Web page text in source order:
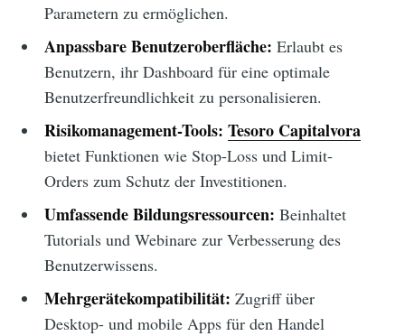
Parametern zu ermöglichen.
Anpassbare Benutzeroberfläche: Erlaubt es
Benutzern, ihr Dashboard für eine optimale
Benutzerfreundlichkeit zu personalisieren.
Risikomanagement-Tools: Tesoro Capitalvora
bietet Funktionen wie Stop-Loss und Limit-
Orders zum Schutz der Investitionen.
Umfassende Bildungsressourcen: Beinhaltet
Tutorials und Webinare zur Verbesserung des
Benutzerwissens.
Mehrgerätekompatibilität: Zugriff über
Desktop- und mobile Apps für den Handel